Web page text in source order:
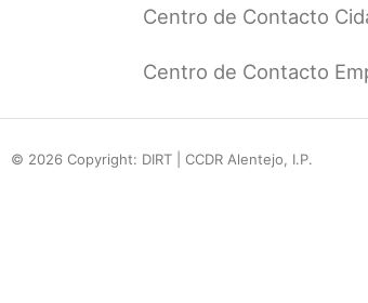
Centro de Contacto
Centro de Contacto
© 2026 Copyright: DIRT | CCDR Alentejo, I.P.